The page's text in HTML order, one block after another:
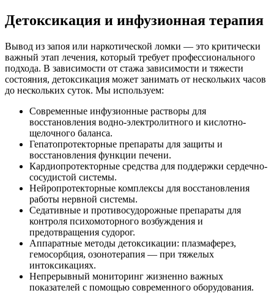
Детоксикация и инфузионная терапия
Вывод из запоя или наркотической ломки — это критически
важный этап лечения, который требует профессионального
подхода. В зависимости от стажа зависимости и тяжести
состояния, детоксикация может занимать от нескольких часов
до нескольких суток. Мы используем:
Современные инфузионные растворы для
восстановления водно-электролитного и кислотно-
щелочного баланса.
Гепатопротекторные препараты для защиты и
восстановления функции печени.
Кардиопротекторные средства для поддержки сердечно-
сосудистой системы.
Нейропротекторные комплексы для восстановления
работы нервной системы.
Седативные и противосудорожные препараты для
контроля психомоторного возбуждения и
предотвращения судорог.
Аппаратные методы детоксикации: плазмаферез,
гемосорбция, озонотерапия — при тяжелых
интоксикациях.
Непрерывный мониторинг жизненно важных
показателей с помощью современного оборудования.